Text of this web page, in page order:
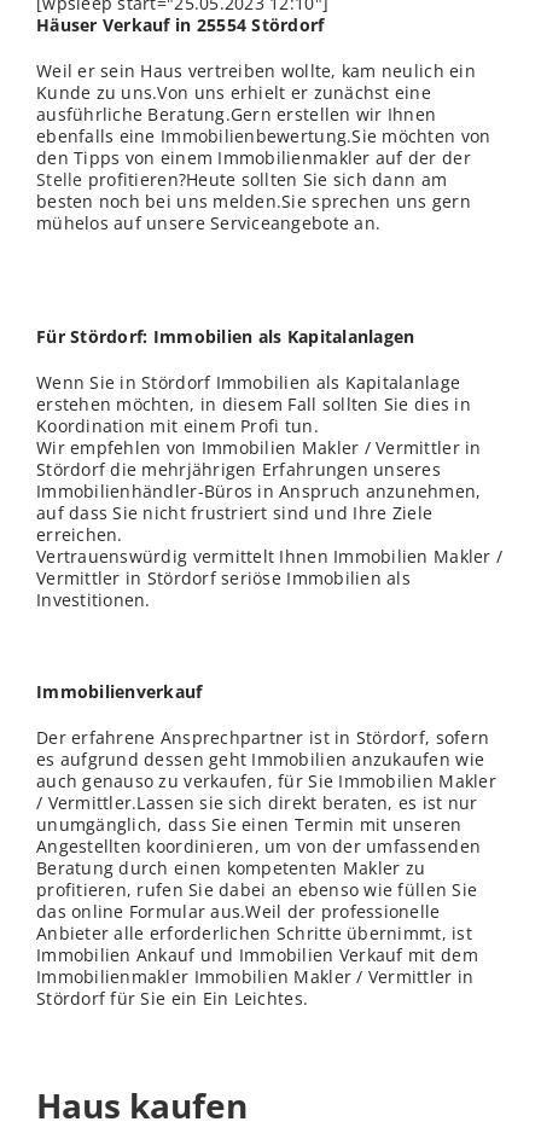
Häuser Verkauf in 25554 Stördorf
Weil er sein Haus vertreiben wollte, kam neulich ein
Kunde zu uns.Von uns erhielt er zunächst eine
ausführliche Beratung.Gern erstellen wir Ihnen
ebenfalls eine Immobilienbewertung.Sie möchten von
den Tipps von einem Immobilienmakler auf der der
Stelle profitieren?Heute sollten Sie sich dann am
besten noch bei uns melden.Sie sprechen uns gern
mühelos auf unsere Serviceangebote an.
Für Stördorf: Immobilien als Kapitalanlagen
Wenn Sie in Stördorf Immobilien als Kapitalanlage
erstehen möchten, in diesem Fall sollten Sie dies in
Koordination mit einem Profi tun.
Wir empfehlen von Immobilien Makler / Vermittler in
Stördorf die mehrjährigen Erfahrungen unseres
Immobilienhändler-Büros in Anspruch anzunehmen,
auf dass Sie nicht frustriert sind und Ihre Ziele
erreichen.
Vertrauenswürdig vermittelt Ihnen Immobilien Makler /
Vermittler in Stördorf seriöse Immobilien als
Investitionen.
Immobilienverkauf
Der erfahrene Ansprechpartner ist in Stördorf, sofern
es aufgrund dessen geht Immobilien anzukaufen wie
auch genauso zu verkaufen, für Sie Immobilien Makler
/ Vermittler.Lassen sie sich direkt beraten, es ist nur
unumgänglich, dass Sie einen Termin mit unseren
Angestellten koordinieren, um von der umfassenden
Beratung durch einen kompetenten Makler zu
profitieren, rufen Sie dabei an ebenso wie füllen Sie
das online Formular aus.Weil der professionelle
Anbieter alle erforderlichen Schritte übernimmt, ist
Immobilien Ankauf und Immobilien Verkauf mit dem
Immobilienmakler Immobilien Makler / Vermittler in
Stördorf für Sie ein Ein Leichtes.
Haus kaufen